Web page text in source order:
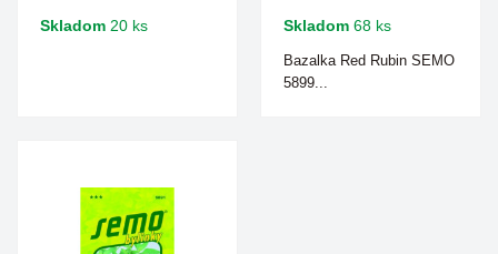
Skladom 20 ks Skladom 68 ks
Bazalka Red Rubin SEMO
5899...